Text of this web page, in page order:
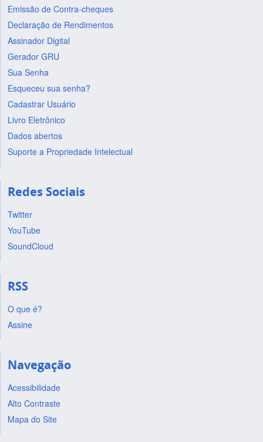
Emissão de Contra-cheques
Declaração de Rendimentos
Assinador Digital
Gerador GRU
Sua Senha
Esqueceu sua senha?
Cadastrar Usuário
Livro Eletrônico
Dados abertos
Suporte a Propriedade Intelectual
Redes Sociais
Twitter
YouTube
SoundCloud
RSS
O que é?
Assine
Navegação
Acessibilidade
Alto Contraste
Mapa do Site